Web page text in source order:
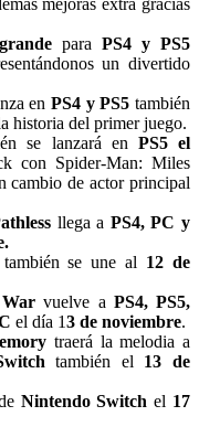
para PS4 y PS5
un divertido
enPS4 y PS5 también
historia del primer juego.
se lanzará en PS5 el
con Spider-Man: Miles
cambio de actor principal
llega a PS4, PC y
se une al 12 de
vuelve a PS4, PS5,
el día 13 de noviembre.
traerá la melodia a
también el 13 de
Nintendo Switch el 17